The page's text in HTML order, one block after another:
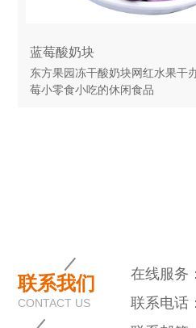
蓝莓酸奶块
东方果园冻干酸奶块网红水果干
莓小零食小吃的休闲食品
联系我们
CONTACT US
在线服务
联系电话